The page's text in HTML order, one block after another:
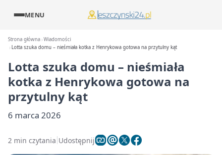
MENU
Strona główna Wiadomości
Lotta szuka domu – nieśmiała kotka z Henrykowa gotowa na przytulny kąt
Lotta szuka domu – nieśmiała
kotka z Henrykowa gotowa na
przytulny kąt
6 marca 2026
2 min czytania Udostępnij